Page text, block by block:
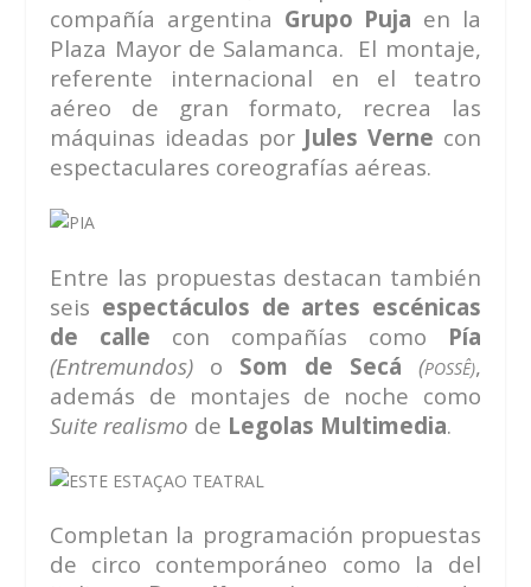
compañía argentina Grupo Puja en la
Plaza Mayor de Salamanca. El montaje,
referente internacional en el teatro
aéreo de gran formato, recrea las
máquinas ideadas por Jules Verne con
espectaculares coreografías aéreas.
Entre las propuestas destacan también
seis espectáculos de artes escénicas
de calle con compañías como Pía
(Entremundos) o Som de Secá (POSSÊ),
además de montajes de noche como
Suite realismo de Legolas Multimedia.
Completan la programación propuestas
de circo contemporáneo como la del